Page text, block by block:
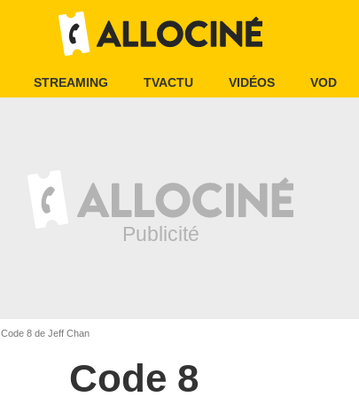
STREAMING TVACTU VIDÉOS VOD
Code 8 de Jeff Chan
Code 8